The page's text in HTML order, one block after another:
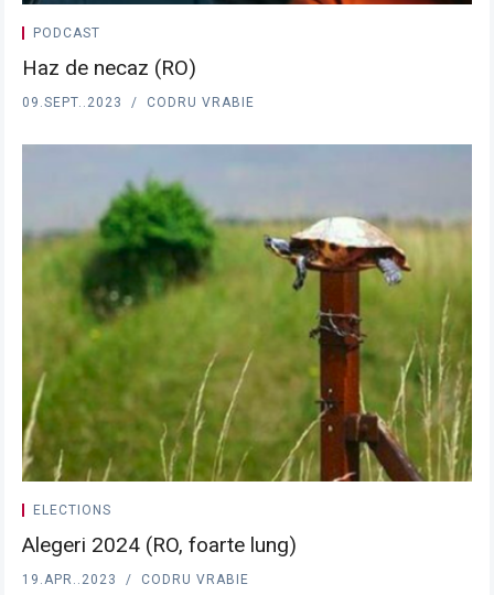
PODCAST
Haz de necaz (RO)
09.SEPT..2023 CODRU VRABIE
ELECTIONS
Alegeri 2024 (RO, foarte lung)
19.APR..2023 CODRU VRABIE